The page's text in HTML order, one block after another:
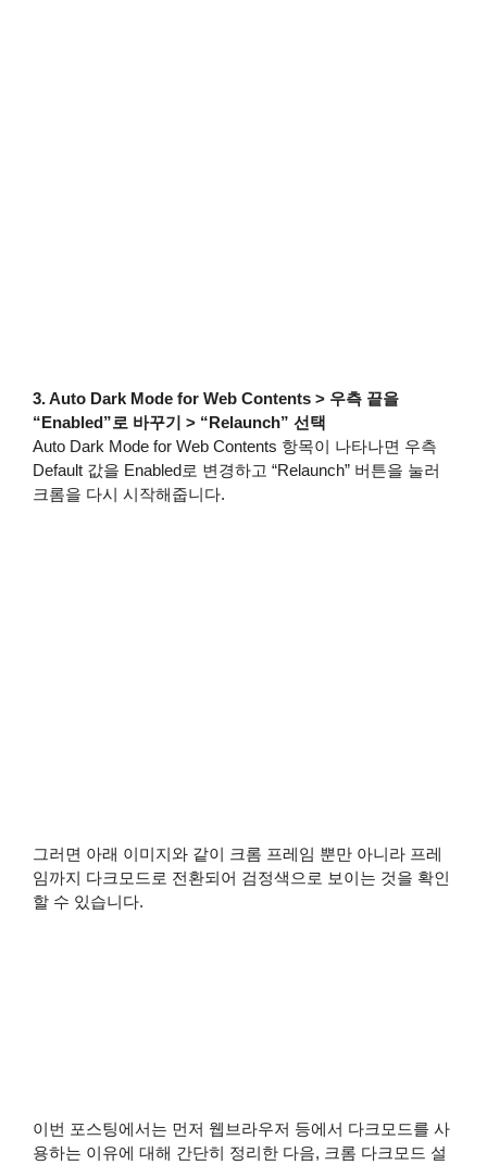
3. Auto Dark Mode for Web Contents > 우측 끝을
“Enabled”로 바꾸기 > “Relaunch” 선택
Auto Dark Mode for Web Contents 항목이 나타나면 우측
Default 값을 Enabled로 변경하고 “Relaunch” 버튼을 눌러
크롬을 다시 시작해줍니다.
그러면 아래 이미지와 같이 크롬 프레임 뿐만 아니라 프레
임까지 다크모드로 전환되어 검정색으로 보이는 것을 확인
할 수 있습니다.
이번 포스팅에서는 먼저 웹브라우저 등에서 다크모드를 사
용하는 이유에 대해 간단히 정리한 다음, 크롬 다크모드 설